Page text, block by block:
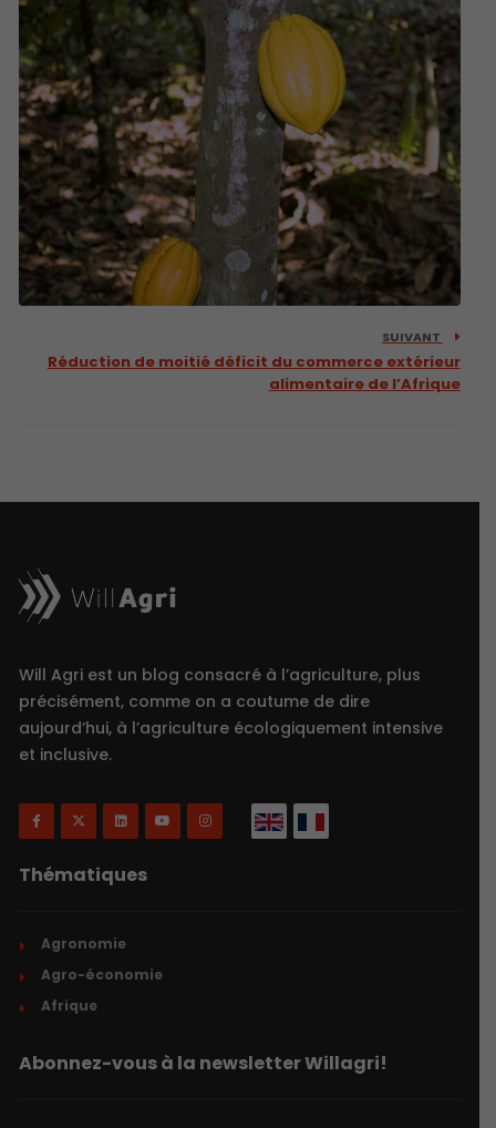
SUIVANT
Réduction de moitié déficit du commerce extérieur
alimentaire de l’Afrique
Will Agri est un blog consacré à l’agriculture, plus
précisément, comme on a coutume de dire
aujourd’hui, à l’agriculture écologiquement intensive
et inclusive.
Thématiques
Agronomie
Agro-économie
Afrique
Abonnez-vous à la newsletter Willagri!